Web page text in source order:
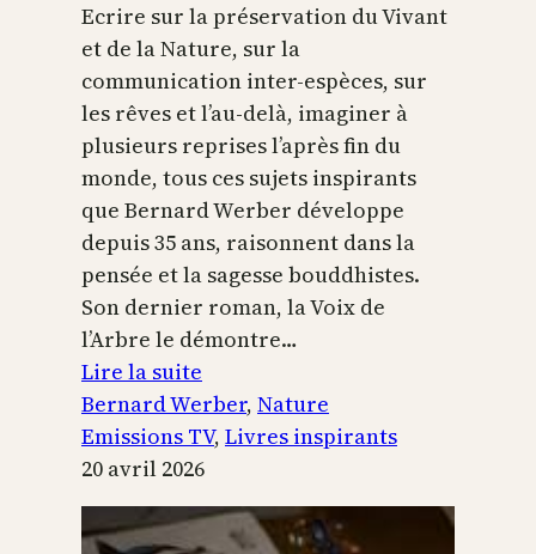
Ecrire sur la préservation du Vivant
et de la Nature, sur la
communication inter-espèces, sur
les rêves et l’au-delà, imaginer à
plusieurs reprises l’après fin du
monde, tous ces sujets inspirants
que Bernard Werber développe
depuis 35 ans, raisonnent dans la
pensée et la sagesse bouddhistes.
Son dernier roman, la Voix de
l’Arbre le démontre…
Lire la suite
La
Voix
de
l’arbre
Bernard Werber, Nature
Emissions TV, Livres inspirants
20 avril 2026